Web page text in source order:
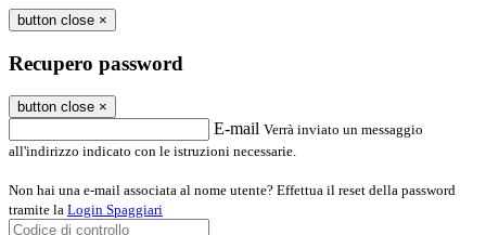
button close ×
Recupero password
button close ×
E-mail Verrà inviato un messaggio
all'indirizzo indicato con le istruzioni necessarie.
Non hai una e-mail associata al nome utente? Effettua il reset della password
tramite la Login Spaggiari